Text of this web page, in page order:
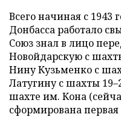
Всего начиная с 1943
Донбасса работало
Союз знал в лицо
Новойдарскую с
Нину Кузьменко с
Латугину с шахты
шахте им. Кона
сформирована